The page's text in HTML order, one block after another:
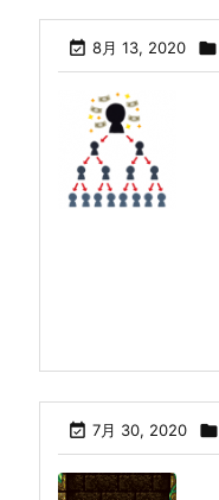
 8月 13, 2020 
 7月 30, 2020 